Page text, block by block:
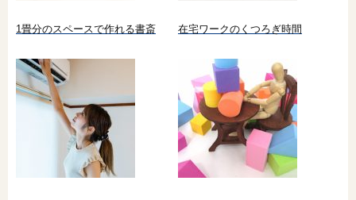
1畳分のスペースで作れる書斎 在宅ワークのくつろぎ時間